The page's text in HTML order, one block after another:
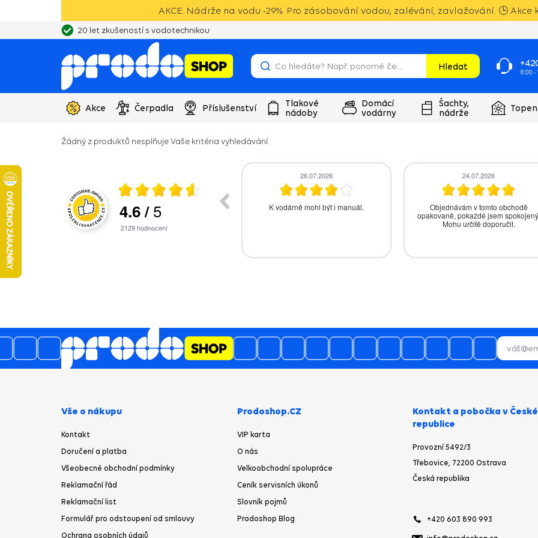
AKCE: Nádrže na vodu -29%. Pro zásobování vodou, zalévání, zavlažování. 🕒 Akce
20 let zkušeností s vodotechnikou
Hledat
8:00 -
Akce Čerpadla Příslušenství
Tlakové
nádoby
Domácí
vodárny
Šachty,
nádrže
Žádný z produktů nesplňuje Vaše kritéria vyhledávání.
4.6/5
2129hodnocení
rychlé
problému.
vše v pořádku, cena i doručení
26.07.2026
K vodárně mohl být i manuál.
24.07.2026
Objednávám v tomto obchodě
opakovaně, pokaždé jsem
Mohu určitě doporučit.
Vše o nákupu
Kontakt
Doručení a platba
Všeobecné obchodní podmínky
Reklamační řád
Reklamační list
Formulář pro odstoupení od smlouvy
Ochrana osobních údajů
Prodoshop.CZ
VIP karta
O nás
Velkoobchodní spolupráce
Ceník servisních úkonů
Slovník pojmů
Prodoshop Blog
Kontakt a pobočka v České
republice
Provozní 5492/3
Třebovice, 72200 Ostrava
Česká republika
+420 603 890 993